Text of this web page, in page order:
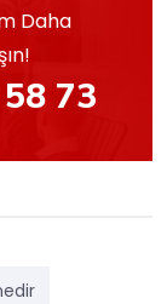
Daha
73